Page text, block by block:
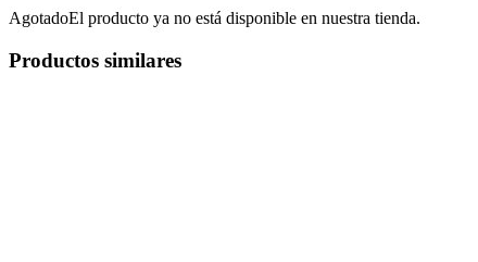
AgotadoEl producto ya no está disponible en nuestra tienda.
Productos similares